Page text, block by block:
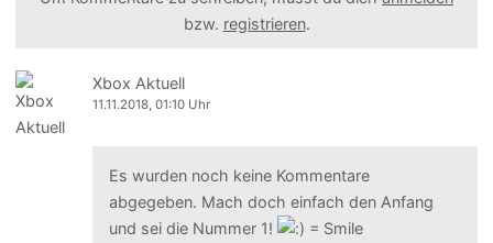
bzw. registrieren.
Xbox Aktuell
11.11.2018, 01:10 Uhr
Es wurden noch keine Kommentare
abgegeben. Mach doch einfach den Anfang
und sei die Nummer 1!